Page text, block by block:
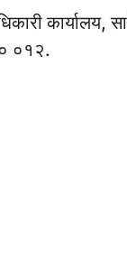
कार्यालय,
०१२.